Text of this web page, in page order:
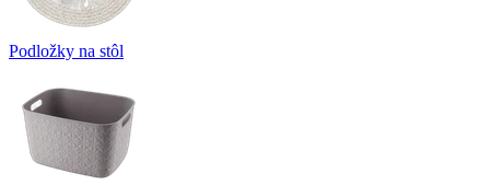
Podložky na stôl